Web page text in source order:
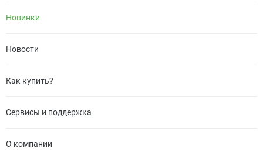
Новинки
Новости
Как купить?
Сервисы и поддержка
О компании